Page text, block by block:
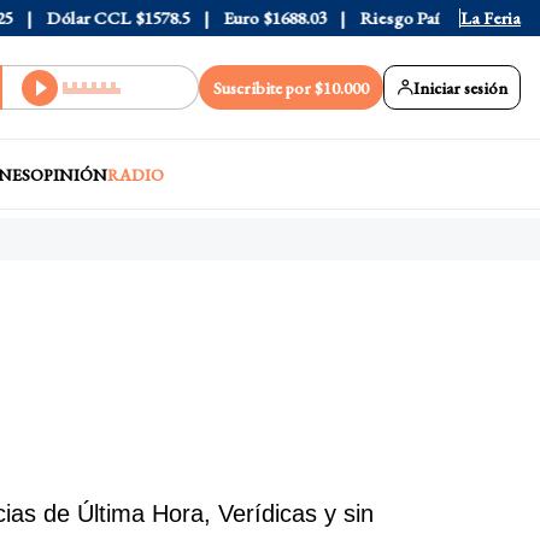
CCL $1578.5 Euro $1688.03 Riesgo País 408 La Feria
Suscribite por $10.000 Iniciar sesión
OPINIÓNRADIO
de Última Hora, Verídicas y sin